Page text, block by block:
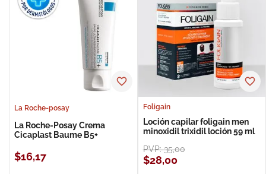
La Roche-posay
La Roche-Posay Crema
Cicaplast Baume B5+
$16,17
Foligain
Loción capilar foligain men
minoxidil trixidil loción 59 ml
PVP:35,00
$28,00